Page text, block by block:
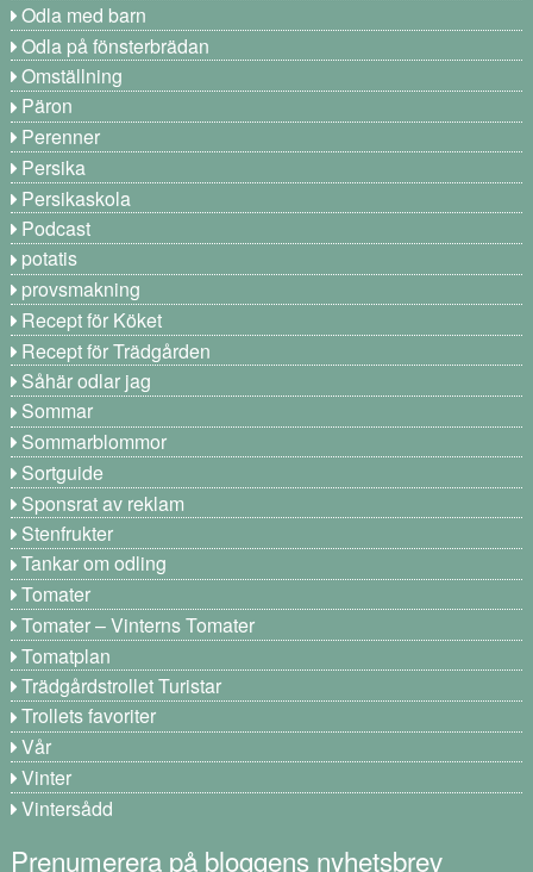
Odla med barn
Odla på fönsterbrädan
Omställning
Päron
Perenner
Persika
Persikaskola
Podcast
potatis
provsmakning
Recept för Köket
Recept för Trädgården
Såhär odlar jag
Sommar
Sommarblommor
Sortguide
Sponsrat av reklam
Stenfrukter
Tankar om odling
Tomater
Tomater – Vinterns Tomater
Tomatplan
Trädgårdstrollet Turistar
Trollets favoriter
Vår
Vinter
Vintersådd
Prenumerera på bloggens nyhetsbrev